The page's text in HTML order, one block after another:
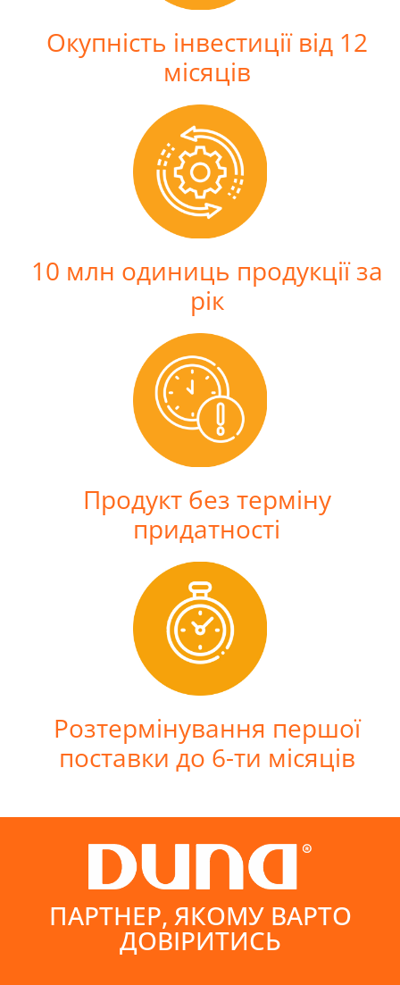
Окупність інвестиції від 12
місяців
10 млн одиниць продукції за
рік
Продукт без терміну
придатності
Розтермінування першої
поставки до 6-ти місяців
ПАРТНЕР, ЯКОМУ ВАРТО
ДОВІРИТИСЬ